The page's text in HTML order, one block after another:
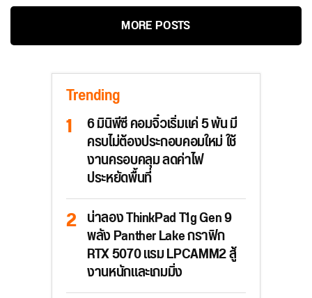
MORE POSTS
Trending
6 มินิพีซี คอมจิ๋วเริ่มแค่ 5 พัน มี
ครบไม่ต้องประกอบคอมใหม่ ใช้
งานครอบคลุม ลดค่าไฟ
ประหยัดพื้นที่
น่าลอง ThinkPad T1g Gen 9
พลัง Panther Lake กราฟิก
RTX 5070 แรม LPCAMM2 สู้
งานหนักและเกมมิ่ง